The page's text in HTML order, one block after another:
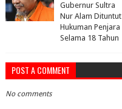
Gubernur Sultra
Nur Alam Dituntut
Hukuman Penjara
Selama 18 Tahun
POST A COMMENT
No comments